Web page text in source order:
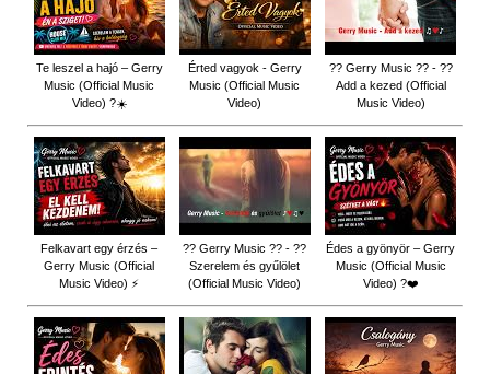
Te leszel a hajó – Gerry
Music (Official Music
Video) ?☀️
Érted vagyok - Gerry
Music (Official Music
Video)
?? Gerry Music ?? - ??
Add a kezed (Official
Music Video)
Felkavart egy érzés –
Gerry Music (Official
Music Video) ⚡
?? Gerry Music ?? - ??
Szerelem és gyűlölet
(Official Music Video)
Édes a gyönyör – Gerry
Music (Official Music
Video) ?❤️